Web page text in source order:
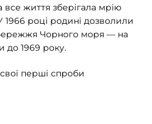
життя зберігала мрію
році родині дозволили
Чорного моря — на
до 1969 року.
перші спроби